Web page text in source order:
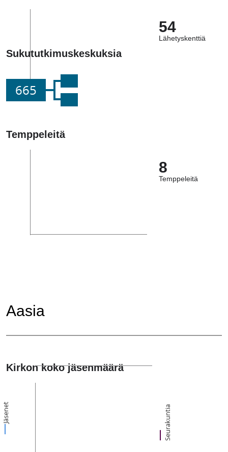
54
Lähetyskenttiä
Sukututkimuskeskuksia
665
Temppeleitä
8
Temppeleitä
Aasia
Kirkon koko jäsenmäärä
Jäsenet Seurakuntia